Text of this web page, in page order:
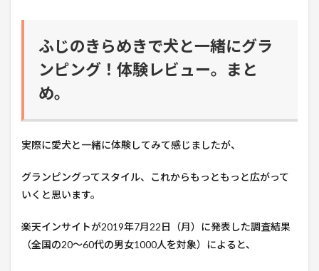
ふじのきらめきで犬と一緒にグラ
ンピング！体験レビュー。まと
め。
実際に愛犬と一緒に体験してみて感じましたが、
グランピングってスタイル、これからもっともっと広がって
いくと思います。
楽天インサイトが2019年7月22日（月）に発表した調査結果
（全国の20～60代の男女1000人を対象）によると、